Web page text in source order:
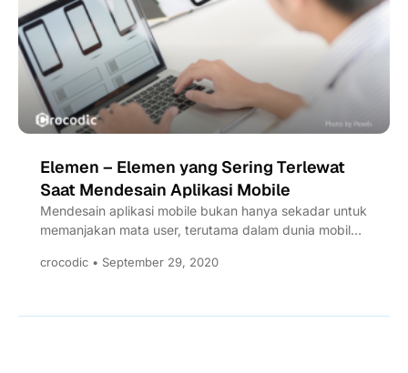
Elemen – Elemen yang Sering Terlewat
Saat Mendesain Aplikasi Mobile
Mendesain aplikasi mobile bukan hanya sekadar untuk
memanjakan mata user, terutama dalam dunia mobile
crocodic • September 29, 2020